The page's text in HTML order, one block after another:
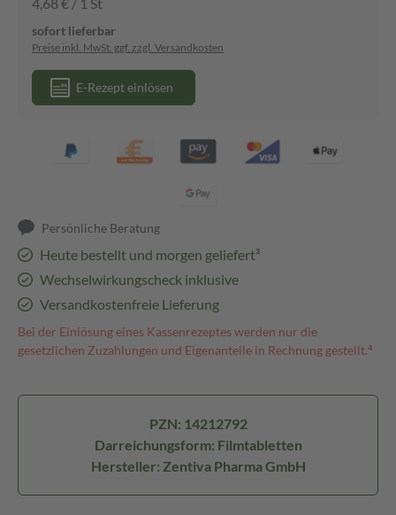
sofort lieferbar
Preise inkl. MwSt. ggf. zzgl. Versandkosten
E-Rezept einlösen
Persönliche Beratung
Heute bestellt und morgen geliefert³
Wechselwirkungscheck inklusive
Versandkostenfreie Lieferung
Bei der Einlösung eines Kassenrezeptes werden nur die
gesetzlichen Zuzahlungen und Eigenanteile in Rechnung gestellt.⁴
PZN: 14212792
Darreichungsform: Filmtabletten
Hersteller: Zentiva Pharma GmbH